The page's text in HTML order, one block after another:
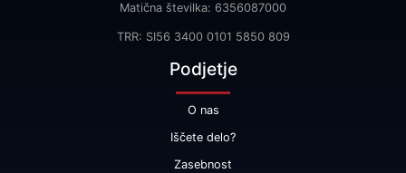
Matična številka: 6356087000
TRR: SI56 3400 0101 5850 809
Podjetje
O nas
Iščete delo?
Zasebnost